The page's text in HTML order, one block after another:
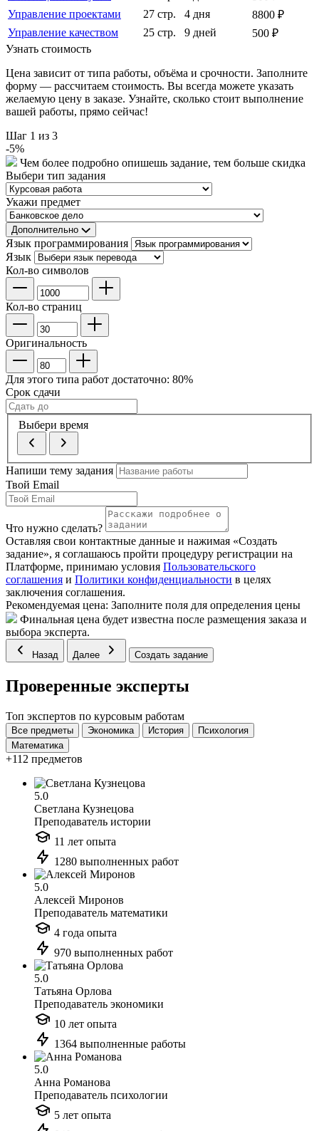
Управление проектами
27 стр. 4 дня
8800 ₽
Управление качеством
25 стр. 9 дней
500 ₽
Узнать стоимость
Цена зависит от типа работы, объёма и срочности. Заполните
форму — рассчитаем стоимость. Вы всегда можете указать
желаемую цену в заказе. Узнайте, сколько стоит выполнение
вашей работы, прямо сейчас!
Шаг 1 из 3
-5%
Чем более подробно опишешь задание, тем больше скидка
Выбери тип задания
Укажи предмет
Дополнительно
Язык программирования
Язык
Кол-во символов
Кол-во страниц
Оригинальность
Для этого типа работ достаточно: 80%
Срок сдачи
Выбери время
Напиши тему задания
Твой Email
Что нужно сделать?
Оставляя свои контактные данные и нажимая «Создать
задание», я соглашаюсь пройти процедуру регистрации на
Платформе, принимаю условия Пользовательского
соглашения и Политики конфиденциальности в целях
заключения соглашения.
Рекомендуемая цена: Заполните поля для определения цены
Финальная цена будет известна после размещения заказа и
выбора эксперта.
Назад Далее Создать задание
Проверенные эксперты
Топ экспертов по курсовым работам
Все предметы Экономика История
Психология
Математика
+112 предметов
5.0
Светлана Кузнецова
Преподаватель истории
11 лет опыта
1280 выполненных работ
5.0
Алексей Миронов
Преподаватель математики
4 года опыта
970 выполненных работ
5.0
Татьяна Орлова
Преподаватель экономики
10 лет опыта
1364 выполненные работы
5.0
Анна Романова
Преподаватель психологии
5 лет опыта